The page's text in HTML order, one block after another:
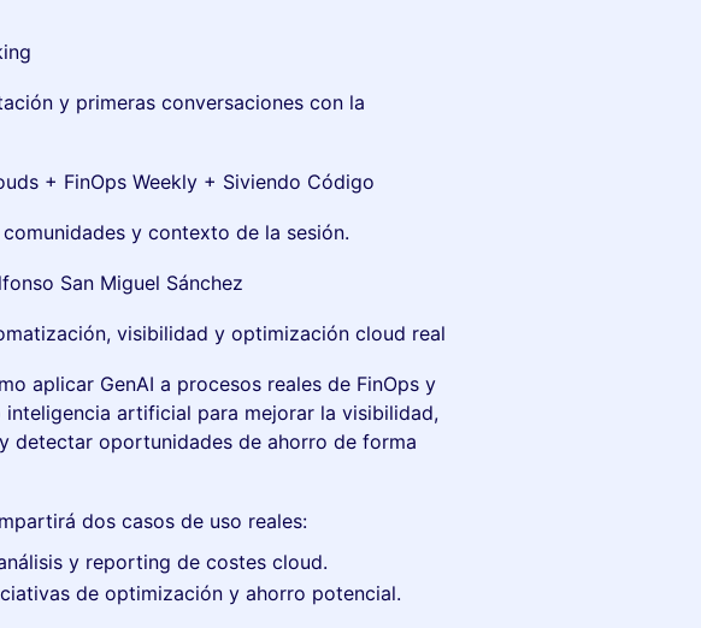
y primeras conversaciones con la
+ FinOps Weekly + Siviendo Código
y contexto de la sesión.
San Miguel Sánchez
visibilidad y optimización cloud real
aplicar GenAI a procesos reales de FinOps y
artificial para mejorar la visibilidad,
detectar oportunidades de ahorro de forma
dos casos de uso reales:
y reporting de costes cloud.
de optimización y ahorro potencial.